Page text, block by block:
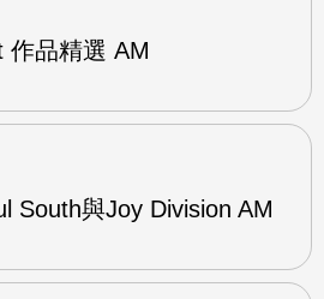
作品精選 AM
South與Joy Division AM